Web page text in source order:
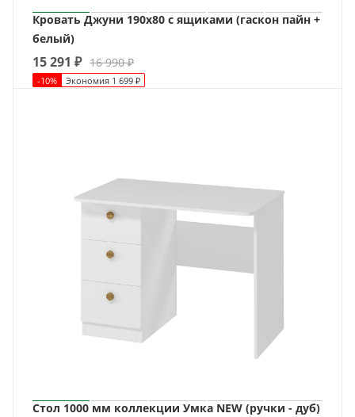
Кровать Джуни 190х80 с ящиками (гаскон пайн +
белый)
15 291 ₽ 16 990₽
-10% Экономия 1 699 ₽
Стол 1000 мм коллекции Умка NEW (ручки - дуб)